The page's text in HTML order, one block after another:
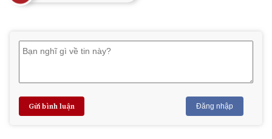
Gửi bình luận Đăng nhập